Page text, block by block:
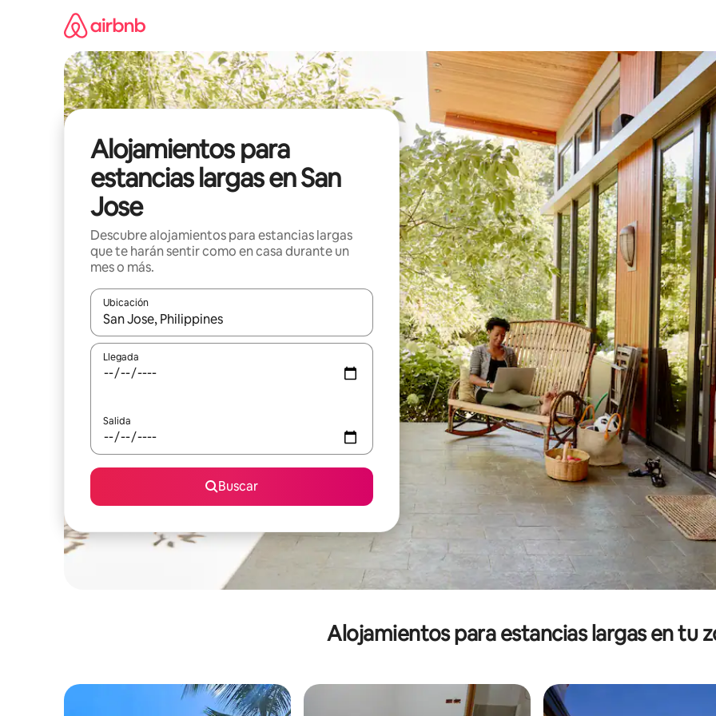
Alojamientos para
estancias largas en San
Jose
Descubre alojamientos para estancias largas
que te harán sentir como en casa durante un
mes o más.
Ubicación
Cuando los resultados estén disponibles, podrás navegar usando las teclas de las flechas hacia arriba y hacia abajo, o
Llegada
Salida
Buscar
Alojamientos para estancias largas en tu